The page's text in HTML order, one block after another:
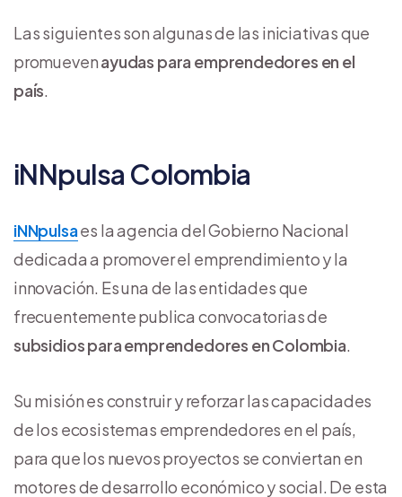
Las siguientes son algunas de las iniciativas que
promuevenayudas para emprendedores en el
país
iNNpulsa Colombia
iNNpulsaes la agencia del Gobierno Nacional
dedicada a promover el emprendimiento y la
innovación. Es una de las entidades que
frecuentemente publica convocatorias de
subsidios para emprendedores en Colombia
Su misión es construir y reforzar las capacidades
de los ecosistemas emprendedores en el país,
para que los nuevos proyectos se conviertan en
motores de desarrollo económico y social. De esta